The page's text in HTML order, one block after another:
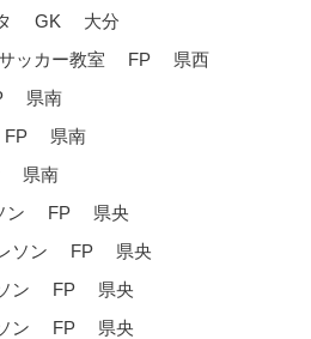
タ GK 大分
ッカー教室 FP 県西
県南
FP 県南
県南
ン FP 県央
レソン FP 県央
ソン FP 県央
ソン FP 県央